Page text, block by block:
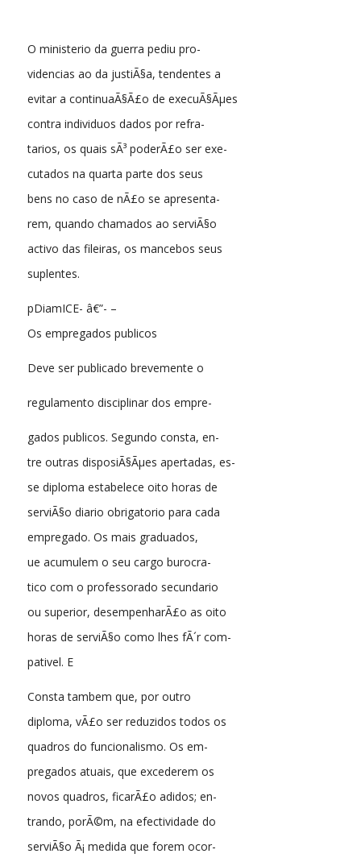
O ministerio da guerra pediu pro-
videncias ao da justiÃ§a, tendentes a
evitar a continuaÃ§Ã£o de execuÃ§Ãµes
contra individuos dados por refra-
tarios, os quais sÃ³ poderÃ£o ser exe-
cutados na quarta parte dos seus
bens no caso de nÃ£o se apresenta-
rem, quando chamados ao serviÃ§o
activo das fileiras, os mancebos seus
suplentes.
pDiamICE- â€”- –
Os empregados publicos
Deve ser publicado brevemente o
regulamento disciplinar dos empre-
gados publicos. Segundo consta, en-
tre outras disposiÃ§Ãµes apertadas, es-
se diploma estabelece oito horas de
serviÃ§o diario obrigatorio para cada
empregado. Os mais graduados,
ue acumulem o seu cargo burocra-
tico com o professorado secundario
ou superior, desempenharÃ£o as oito
horas de serviÃ§o como lhes fÃ´r com-
pativel. E
Consta tambem que, por outro
diploma, vÃ£o ser reduzidos todos os
quadros do funcionalismo. Os em-
pregados atuais, que excederem os
novos quadros, ficarÃ£o adidos; en-
trando, porÃ©m, na efectividade do
serviÃ§o Ã¡ medida que forem ocor-